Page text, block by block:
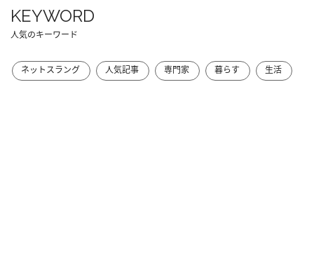
KEYWORD
人気のキーワード
ネットスラング 人気記事 専門家 暮らす 生活